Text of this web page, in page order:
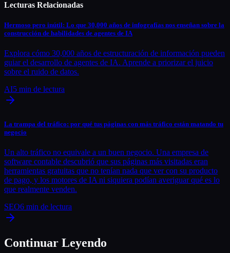
Lecturas Relacionadas
Hermoso pero inútil: Lo que 30,000 años de infografías nos enseñan sobre la
construcción de habilidades de agentes de IA
Explora cómo 30,000 años de estructuración de información pueden
guiar el desarrollo de agentes de IA. Aprende a priorizar el juicio
sobre el ruido de datos.
AI5 min de lectura
La trampa del tráfico: por qué tus páginas con más tráfico están matando tu
negocio
Un alto tráfico no equivale a un buen negocio. Una empresa de
software contable descubrió que sus páginas más visitadas eran
herramientas gratuitas que no tenían nada que ver con su producto
de pago, y los motores de IA ni siquiera podían averiguar qué es lo
que realmente venden.
SEO6 min de lectura
Continuar Leyendo